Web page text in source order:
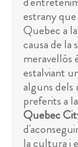
estrany
Quebec a
causa de la
meravellós
estalviant
alguns
preferits a
Quebec
la cultura i